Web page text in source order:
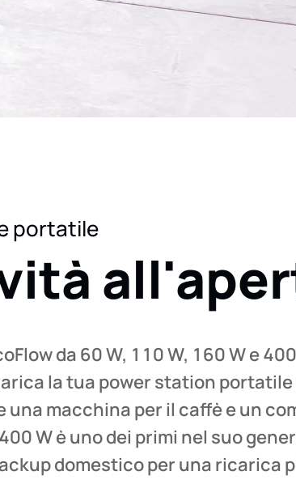
portatile
da 60 W, 110 W, 160 W e
la tua power station
macchina per il caffè e un
W è uno dei primi nel suo
domestico per una ricarica